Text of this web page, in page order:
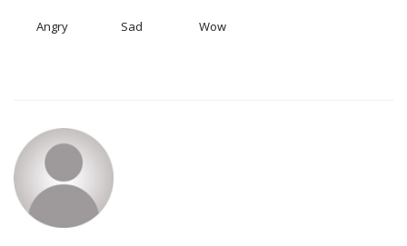
Angry Sad Wow